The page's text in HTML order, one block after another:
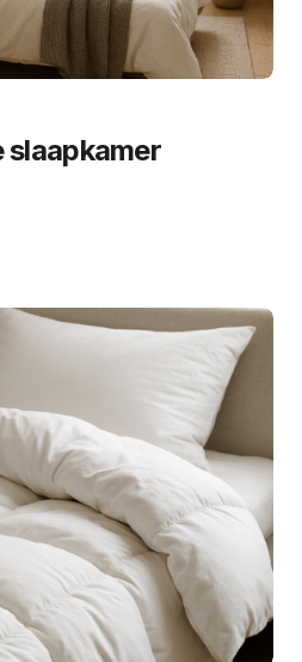
slaapkamer